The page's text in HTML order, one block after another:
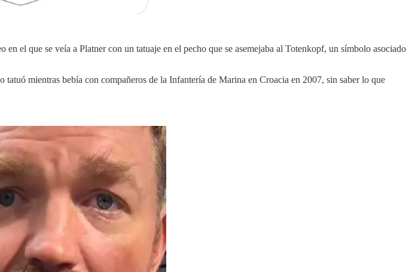
el que se veía a Platner con un tatuaje en el pecho que se asemejaba al Totenkopf, un símbolo asociado
mientras bebía con compañeros de la Infantería de Marina en Croacia en 2007, sin saber lo que